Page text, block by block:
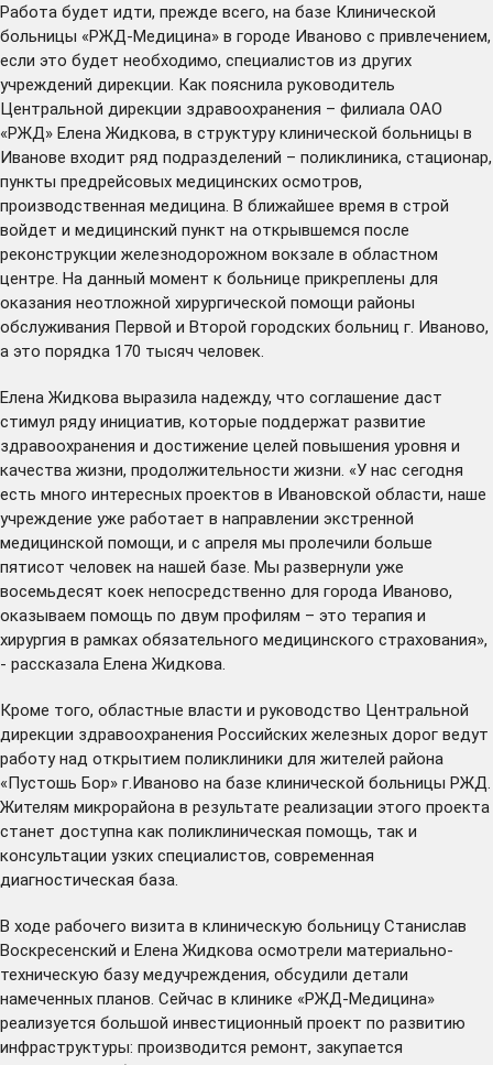
Работа будет идти, прежде всего, на базе Клинической
больницы «РЖД-Медицина» в городе Иваново с привлечением,
если это будет необходимо, специалистов из других
учреждений дирекции. Как пояснила руководитель
Центральной дирекции здравоохранения – филиала ОАО
«РЖД» Елена Жидкова, в структуру клинической больницы в
Иванове входит ряд подразделений – поликлиника, стационар,
пункты предрейсовых медицинских осмотров,
производственная медицина. В ближайшее время в строй
войдет и медицинский пункт на открывшемся после
реконструкции железнодорожном вокзале в областном
центре. На данный момент к больнице прикреплены для
оказания неотложной хирургической помощи районы
обслуживания Первой и Второй городских больниц г. Иваново,
а это порядка 170 тысяч человек.
Елена Жидкова выразила надежду, что соглашение даст
стимул ряду инициатив, которые поддержат развитие
здравоохранения и достижение целей повышения уровня и
качества жизни, продолжительности жизни. «У нас сегодня
есть много интересных проектов в Ивановской области, наше
учреждение уже работает в направлении экстренной
медицинской помощи, и с апреля мы пролечили больше
пятисот человек на нашей базе. Мы развернули уже
восемьдесят коек непосредственно для города Иваново,
оказываем помощь по двум профилям – это терапия и
хирургия в рамках обязательного медицинского страхования»,
- рассказала Елена Жидкова.
Кроме того, областные власти и руководство Центральной
дирекции здравоохранения Российских железных дорог ведут
работу над открытием поликлиники для жителей района
«Пустошь Бор» г.Иваново на базе клинической больницы РЖД.
Жителям микрорайона в результате реализации этого проекта
станет доступна как поликлиническая помощь, так и
консультации узких специалистов, современная
диагностическая база.
В ходе рабочего визита в клиническую больницу Станислав
Воскресенский и Елена Жидкова осмотрели материально-
техническую базу медучреждения, обсудили детали
намеченных планов. Сейчас в клинике «РЖД-Медицина»
реализуется большой инвестиционный проект по развитию
инфраструктуры: производится ремонт, закупается